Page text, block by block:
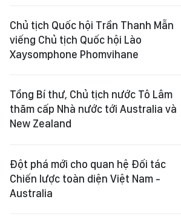
Chủ tịch Quốc hội Trần Thanh Mẫn
viếng Chủ tịch Quốc hội Lào
Xaysomphone Phomvihane
Tổng Bí thư, Chủ tịch nước Tô Lâm
thăm cấp Nhà nước tới Australia và
New Zealand
Đột phá mới cho quan hệ Đối tác
Chiến lược toàn diện Việt Nam -
Australia